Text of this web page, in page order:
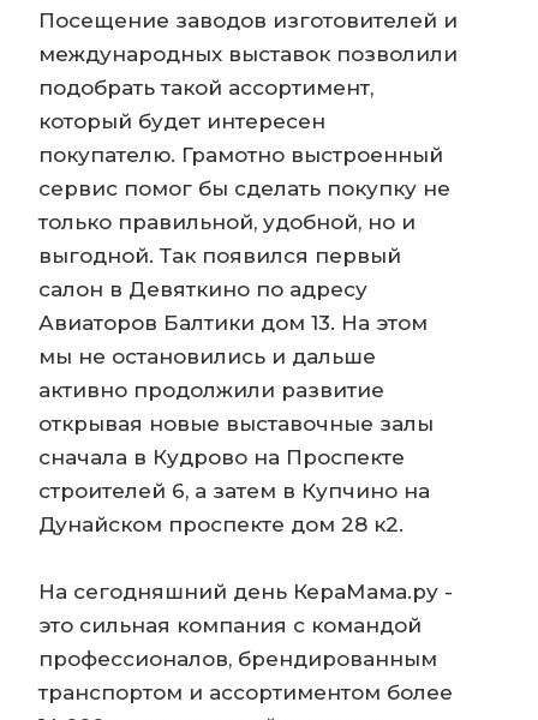
Посещение заводов изготовителей и
международных выставок позволили
подобрать такой ассортимент,
который будет интересен
покупателю. Грамотно выстроенный
сервис помог бы сделать покупку не
только правильной, удобной, но и
выгодной. Так появился первый
салон в Девяткино по адресу
Авиаторов Балтики дом 13. На этом
мы не остановились и дальше
активно продолжили развитие
открывая новые выставочные залы
сначала в Кудрово на Проспекте
строителей 6, а затем в Купчино на
Дунайском проспекте дом 28 к2.
На сегодняшний день КераМама.ру -
это сильная компания с командой
профессионалов, брендированным
транспортом и ассортиментом более